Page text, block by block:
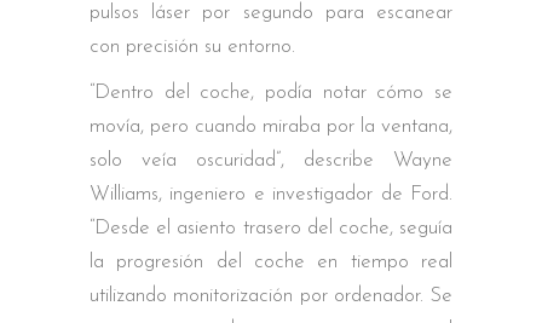
pulsos láser por segundo para escanear
con precisión su entorno.
“Dentro del coche, podía notar cómo se
movía, pero cuando miraba por la ventana,
solo veía oscuridad”, describe Wayne
Williams, ingeniero e investigador de Ford.
“Desde el asiento trasero del coche, seguía
la progresión del coche en tiempo real
utilizando monitorización por ordenador. Se